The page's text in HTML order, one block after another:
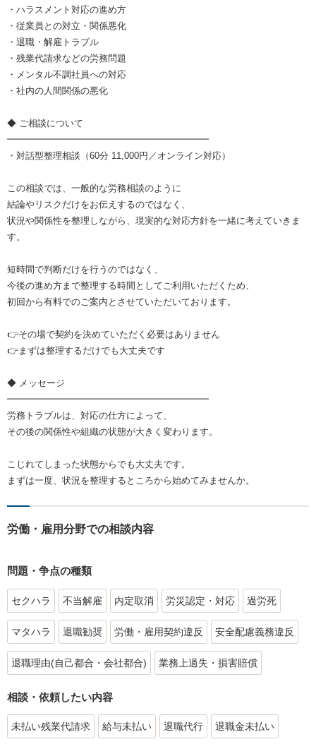
・ハラスメント対応の進め方
・従業員との対立・関係悪化
・退職・解雇トラブル
・残業代請求などの労務問題
・メンタル不調社員への対応
・社内の人間関係の悪化
◆ ご相談について
━━━━━━━━━━━━━━━━━━━━━━
・対話型整理相談（60分 11,000円／オンライン対応）
この相談では、一般的な労務相談のように
結論やリスクだけをお伝えするのではなく、
状況や関係性を整理しながら、現実的な対応方針を一緒に考えていきま
す。
短時間で判断だけを行うのではなく、
今後の進め方まで整理する時間としてご利用いただくため、
初回から有料でのご案内とさせていただいております。
👉その場で契約を決めていただく必要はありません
👉まずは整理するだけでも大丈夫です
◆ メッセージ
━━━━━━━━━━━━━━━━━━━━━━
労務トラブルは、対応の仕方によって、
その後の関係性や組織の状態が大きく変わります。
こじれてしまった状態からでも大丈夫です。
まずは一度、状況を整理するところから始めてみませんか。
労働・雇用分野での相談内容
問題・争点の種類
セクハラ 不当解雇 内定取消 労災認定・対応 過労死
マタハラ 退職勧奨 労働・雇用契約違反 安全配慮義務違反
退職理由(自己都合・会社都合) 業務上過失・損害賠償
相談・依頼したい内容
未払い残業代請求 給与未払い 退職代行 退職金未払い